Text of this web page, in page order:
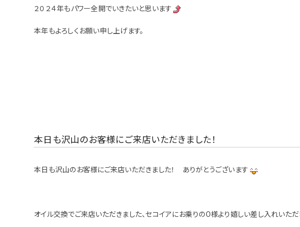
２０２４年もパワー全開でいきたいと思います
本年もよろしくお願い申し上げます。
本日も沢山のお客様にご来店いただきました！
本日も沢山のお客様にご来店いただきました！ ありがとうございます
オイル交換でご来店いただきました、セコイアにお乗りのO様より嬉しい差し入れいただ